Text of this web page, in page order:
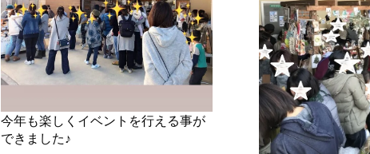
今年も楽しくイベントを行える事が
できました♪